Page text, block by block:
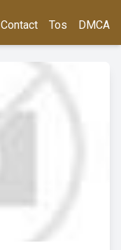
Contact Tos DMCA